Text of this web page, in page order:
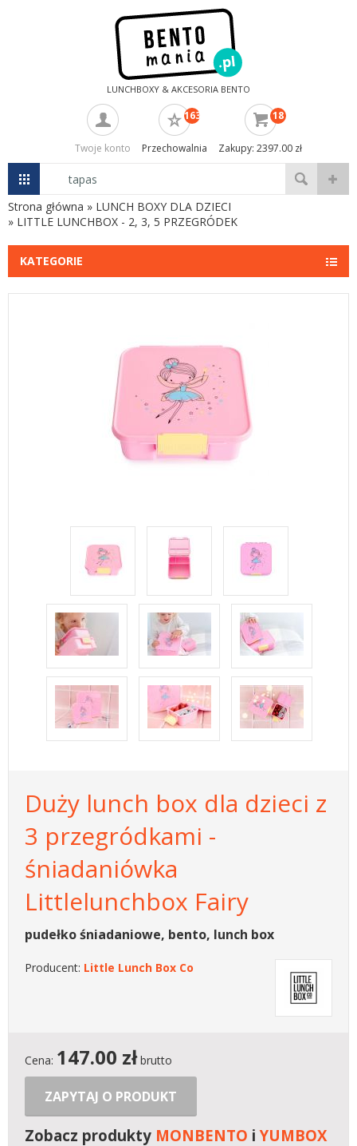
LUNCHBOXY & AKCESORIA BENTO
Twoje konto
163
Przechowalnia
18
Zakupy: 2397.00 zł
Strona główna » LUNCH BOXY DLA DZIECI
» LITTLE LUNCHBOX - 2, 3, 5 PRZEGRÓDEK
KATEGORIE
Duży lunch box dla dzieci z
3 przegródkami -
śniadaniówka
Littlelunchbox Fairy
pudełko śniadaniowe, bento, lunch box
Producent: Little Lunch Box Co
Cena: 147.00 złbrutto
ZAPYTAJ O PRODUKT
Zobacz produkty MONBENTO iYUMBOX